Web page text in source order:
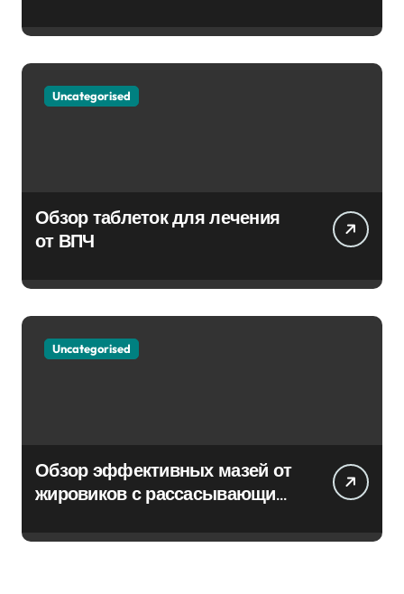
Uncategorised
Обзор таблеток для лечения
от ВПЧ
Uncategorised
Обзор эффективных мазей от
жировиков с рассасывающим